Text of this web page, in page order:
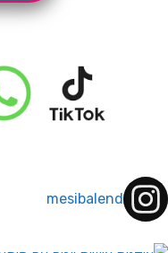
mesibalend
לחברי מועדון ומצטרפים